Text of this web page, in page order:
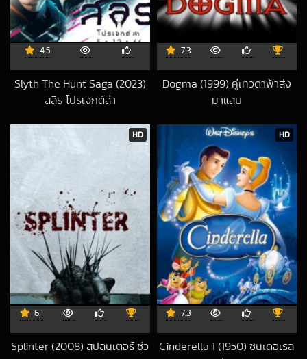
4.5
Slyth The Hunt Saga (2023)
สลิธ โปรเจกต์ล่า
7.3
Dogma (1999) คู่เทวดาฟ้าส่ง
มาแสบ
HD
6.1
Splinter (2008) สปลินเตอร์ ชีว
HD
7.3
Cinderella 1 (1950) ซินเดอเรล